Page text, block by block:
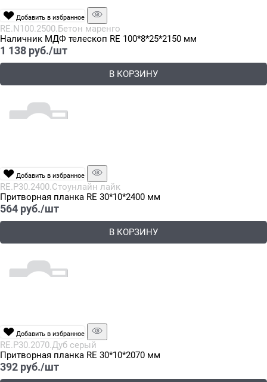
Добавить в избранное
RE.N100.2500.Бетон маренго
Наличник МДФ телескоп RE 100*8*25*2150 мм
1 138 руб./шт
В КОРЗИНУ
Добавить в избранное
RE.P30.2400.Стоунлайн лайк
Притворная планка RE 30*10*2400 мм
564 руб./шт
В КОРЗИНУ
Добавить в избранное
RE.P30.2070.Дуб серый
Притворная планка RE 30*10*2070 мм
392 руб./шт